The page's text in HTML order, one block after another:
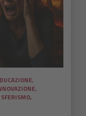
,
,
SFERISMO,